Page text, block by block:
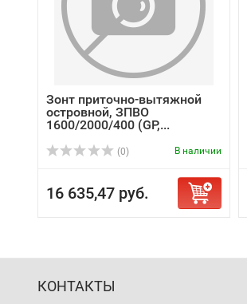
Зонт приточно-вытяжной
островной, ЗПВО
1600/2000/400 (GP,...
(0) В наличии
16 635,47 руб.
КОНТАКТЫ